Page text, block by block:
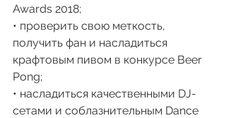
Awards 2018;
• проверить свою меткость,
получить фан и насладиться
крафтовым пивом в конкурсе Beer
Pong;
• насладиться качественными DJ-
сетами и соблазнительным Dance